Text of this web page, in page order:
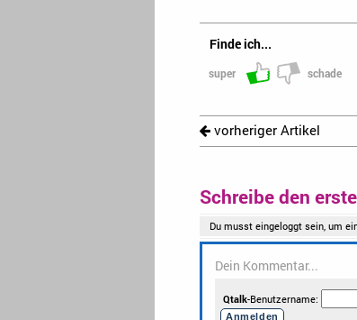
Finde ich...
super schade
vorheriger Artikel
Schreibe den